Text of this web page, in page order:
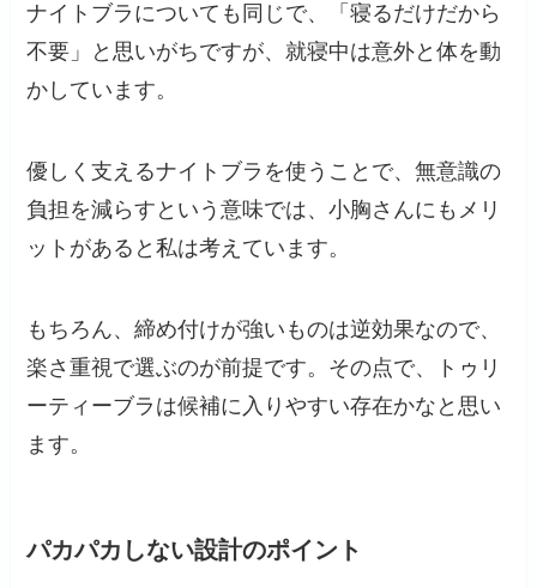
ナイトブラについても同じで、「寝るだけだから
不要」と思いがちですが、就寝中は意外と体を動
かしています。
優しく支えるナイトブラを使うことで、無意識の
負担を減らすという意味では、小胸さんにもメリ
ットがあると私は考えています。
もちろん、締め付けが強いものは逆効果なので、
楽さ重視で選ぶのが前提です。その点で、トゥリ
ーティーブラは候補に入りやすい存在かなと思い
ます。
パカパカしない設計のポイント